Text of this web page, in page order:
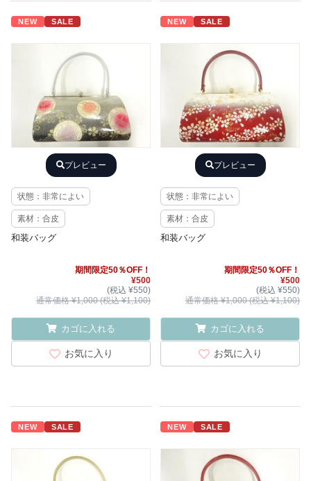
NEW SALE
プレビュー
状態：非常によい
素材：合皮
和装バッグ
期間限定50％OFF！
¥500
(税込 ¥550)
通常価格 ¥1,000 (税込 ¥1,100)
カゴに入れる
お気に入り
NEW SALE
プレビュー
状態：非常によい
素材：合皮
和装バッグ
期間限定50％OFF！
¥500
(税込 ¥550)
通常価格 ¥1,000 (税込 ¥1,100)
カゴに入れる
お気に入り
NEW SALE NEW SALE